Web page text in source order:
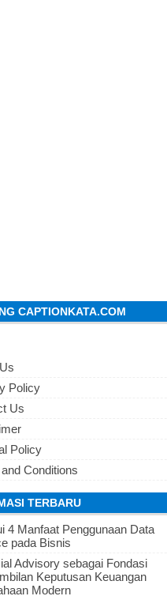
CAPTIONKATA.COM
Policy
Us
Policy
Conditions
TERBARU
4 Manfaat Penggunaan Data
pada Bisnis
Advisory sebagai Fondasi
Keputusan Keuangan
Modern